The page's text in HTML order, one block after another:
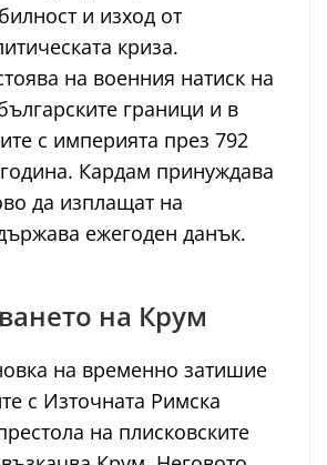
и изход от
криза.
на военния натиск на
граници и в
с империята през 792
Кардам принуждава
да изплащат на
ежегоден данък.
на Крум
на временно затишие
с Източната Римска
на плисковските